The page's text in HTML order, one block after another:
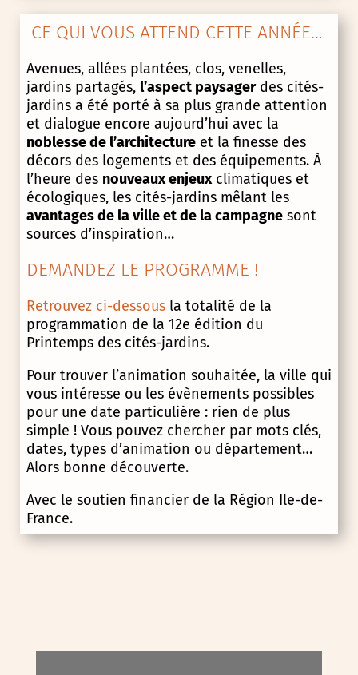
CE QUI VOUS ATTEND CETTE ANNÉE…
Avenues, allées plantées, clos, venelles,
jardins partagés, l’aspect paysagerdes cités-
jardins a été porté à sa plus grande attention
et dialogue encore aujourd’hui avec la
noblesse de l’architectureet la finesse des
décors des logements et des équipements. À
l’heure des nouveaux enjeuxclimatiques et
écologiques, les cités-jardins mêlant les
avantages de la ville et de la campagnesont
sources d’inspiration…
DEMANDEZ LE PROGRAMME !
Retrouvez ci-dessousla totalité de la
programmation de la 12e édition du
Printemps des cités-jardins.
Pour trouver l’animation souhaitée, la ville qui
vous intéresse ou les évènements possibles
pour une date particulière : rien de plus
simple ! Vous pouvez chercher par mots clés,
dates, types d’animation ou département…
Alors bonne découverte.
Avec le soutien financier de la Région Ile-de-
France.